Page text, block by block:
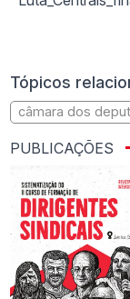
Tópicos
câmara dos
PUBLICAÇÕES